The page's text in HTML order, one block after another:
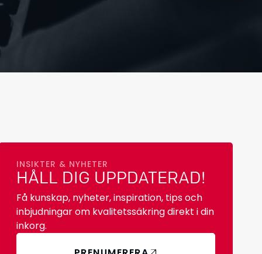
INSIKTER & NYHETER
HÅLL DIG UPPDATERAD!
Få kunskap, nyheter, inspiration, tips och
inbjudningar om kvalitetssäkring direkt i din
inkorg.